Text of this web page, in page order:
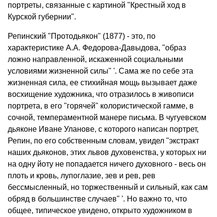
портреты, связанные с картиной "Крестный ход в
Курской губернии".
Репинский "Протодьякон" (1877) - это, по
характеристике А.А. Федорова-Давыдова, "образ
ложно направленной, искаженной социальными
условиями жизненной силы" '. Сама же по себе эта
жизненная сила, ее стихийная мощь вызывает даже
восхищение художника, что отразилось в живописи
портрета, в его "горячей" колористической гамме, в
сочной, темпераментной манере письма. В чугуевском
дьяконе Иване Уланове, с которого написан портрет,
Репин, по его собственным словам, увидел "экстракт
наших дьяконов, этих львов духовенства, у которых ни
на одну йоту не попадается ничего духовного - весь он
плоть и кровь, лупоглазие, зев и рев, рев
бессмысленный, но торжественный и сильный, как сам
обряд в большинстве случаев" '. Но важно то, что
общее, типическое увидено, открыто художником в